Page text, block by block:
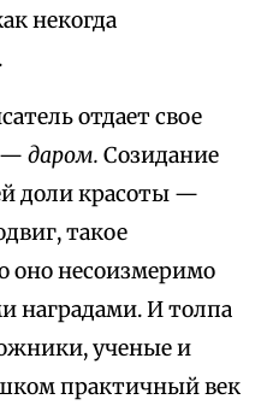
некогда
отдает свое
— даром. Созидание
доли красоты —
такое
оно несоизмеримо
наградами. И толпа
ученые и
практичный век